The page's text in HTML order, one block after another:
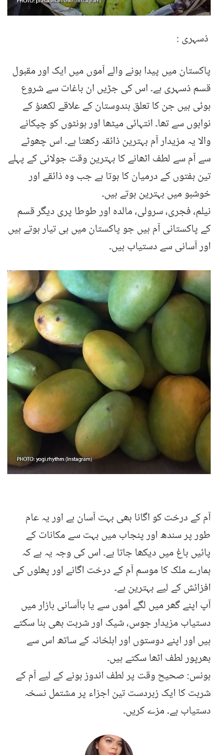
دُسہری :
پاکستان میں پیدا ہونے والے آموں میں ایک اور مقبول
قسم دُسہری ہے۔ اس کی جڑیں ان باغات سے شروع
ہوئی ہیں جن کا تعلق ہندوستان کے علاقے لکھنؤ کے
نوابوں سے تھا۔ انتہائی میٹھا اور ہونٹوں کو چپکانے
والا یہ مزیدار آم بہترین ذائقہ رکھتا ہے۔ اس چھوٹے
سے آم سے لطف اٹھانے کا بہترین وقت جولائی کے پہلے
تین ہفتوں کے درمیان کا ہوتا ہے جب وہ ذائقے اور
خوشبو میں بہترین ہوتے ہیں۔
نیلم، فجری، سرولی، مالدہ اور طوطا پری دیگر قسم
کے پاکستانی آم ہیں جو پاکستان میں ہی تیار ہوتے ہیں
اور آسانی سے دستیاب ہیں۔
آم کے درخت کو اگانا بھی بہت آسان ہے اور یہ عام
طور پر سندھ اور پنجاب میں بہت سے مکانات کے
پائیں باغ میں دیکھا جاتا ہے۔ اس کی وجہ یہ ہے کہ
ہمارے ملک کا موسم آم کے درخت اگانے اور پھلوں کی
افزائش کے لیے بہترین ہے۔
آپ اپنے گھر میں لگے آموں سے یا باآسانی بازار میں
دستیاب مزیدار جوس، شیک اور شربت بھی بنا سکتے
ہیں اور اپنے دوستوں اور اہلخانہ کے ساتھ اس سے
بھرپور لطف اٹھا سکتے ہیں۔
بونس: صحیح وقت پر لطف اندوز ہونے کے لیے آم کے
شربت کا ایک زبردست تین اجزاء پرمشتمل نسخہ
دستیاب ہے۔ مزے کریں۔